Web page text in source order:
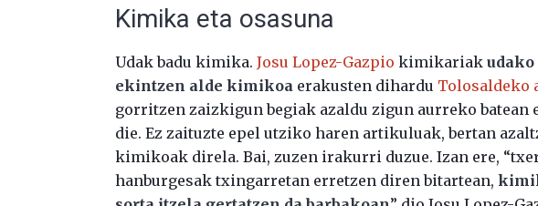
Kimika eta osasuna
Udak badu kimika.Josu Lopez-Gazpio kimikariak
ekintzen alde kimikoa erakusten dihardu Tolosaldeko
gorritzen zaizkigun begiak azaldu zigun aurreko batean
die. Ez zaituzte epel utziko haren artikuluak, bertan
kimikoak direla. Bai, zuzen irakurri duzue. Izan ere,
hanburgesak txingarretan erretzen diren bitartean,